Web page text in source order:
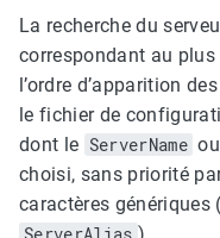
La recherche du
correspondant au plus
l’ordre d’apparition
le fichier de
dont le ServerName
choisi, sans priorité
caractères génériques